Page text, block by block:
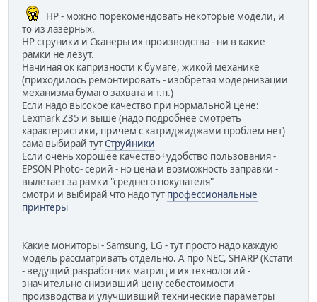
HP - можно порекомендовать некоторые модели, и
то из лазерных.
HP струники и Сканеры их производства - ни в какие
рамки не лезут.
Начиная ок капризности к бумаге, жикой механике
(приходилось ремонтировать - изобретая модернизации
механизма бумаго захвата и т.п.)
Если надо высокое качество при нормальной цене:
Lexmark Z35 и выше (надо подробнее смотреть
характеристики, причем с катриджиджами проблем нет)
сама выбирай тутСтруйники
Если очень хорошее качество+удобство пользования -
EPSON Photo- серий - но цена и возможность заправки -
вылетает за рамки "среднего покупателя"
смотри и выбирай что надо тут профессиональные
принтеры
Какие мониторы - Samsung, LG - тут просто надо каждую
модель рассматривать отдельно. А про NEC, SHARP (Кстати
- ведущий разработчик матриц и их технологий -
значительно снизивший цену себестоимости
производства и улучшивший технические параметры